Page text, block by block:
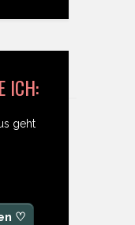
ICH:
geht
♡